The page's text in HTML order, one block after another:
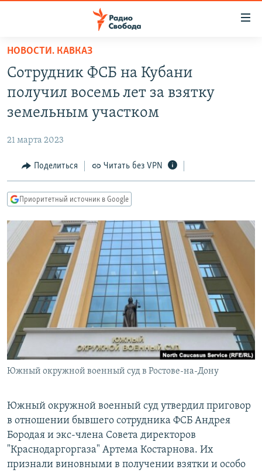
упрощенного
доступа
основному
Вернутся
Вернутся
поиску
ПОДКАСТЫ
АВТОРСКИЕ ПРОЕКТЫ
МНЕНИЯ
КУЛЬТУРА
КАВКАЗ.РЕАЛИИ
СЕВЕР.РЕАЛИИ
СИБИРЬ.РЕАЛИИ
РАСПИСАНИЕ ВЕЩАНИЯ
ПОДПИШИТЕСЬ НА РАССЫЛКУ
СОЦИАЛЬНЫЕ СЕТИ
Все сайты РСЕ/РС
НОВОСТИ. КАВКАЗ
Сотрудник ФСБ на Кубани
получил восемь лет за взятку
земельным участком
21 марта 2023
Поделиться Читать без VPN
Приоритетный источник в Google
Южный окружной военный суд в Ростове-на-Дону
Южный окружной военный суд утвердил приговор
в отношении бывшего сотрудника ФСБ Андрея
Бородая и экс-члена Совета директоров
"Краснодаргоргаза" Артема Костарнова. Их
признали виновными в получении взятки и особо